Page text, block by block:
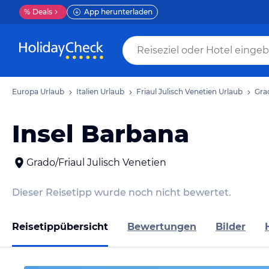
% Deals App herunterladen
Europa Urlaub Italien Urlaub Friaul Julisch Venetien Urlaub
Insel Barbana
Grado/Friaul Julisch Venetien
Dieser Reisetipp wurde noch nicht bewertet.
Reisetippübersicht Bewertungen Bilder